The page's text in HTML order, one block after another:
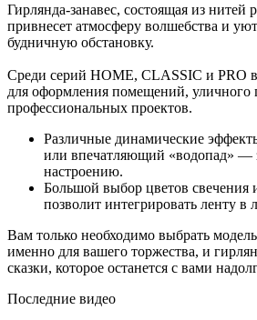
Гирлянда-занавес, состоящая из нитей
привнесет атмосферу волшебства и
будничную обстановку.
Среди серий HOME, CLASSIC и PRO
для оформления помещений, уличного
профессиональных проектов.
Различные динамические
или впечатляющий «водопад» —
настроению.
Большой выбор цветов свечения
позволит интегрировать ленту в
Вам только необходимо выбрать
именно для вашего торжества, и
сказки, которое останется с вами
Последние видео